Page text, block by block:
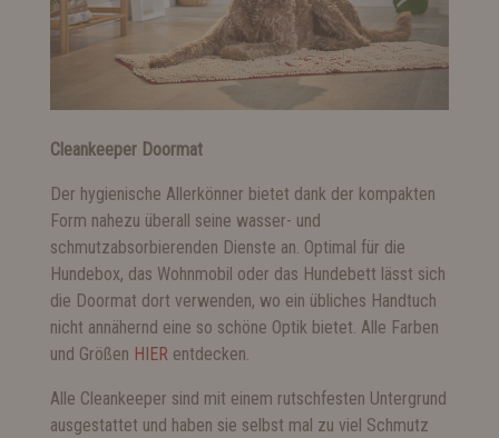
Cleankeeper Doormat
Der hygienische Allerkönner bietet dank der kompakten
Form nahezu überall seine wasser- und
schmutzabsorbierenden Dienste an. Optimal für die
Hundebox, das Wohnmobil oder das Hundebett lässt sich
die Doormat dort verwenden, wo ein übliches Handtuch
nicht annähernd eine so schöne Optik bietet. Alle Farben
und Größen HIER entdecken.
Alle Cleankeeper sind mit einem rutschfesten Untergrund
ausgestattet und haben sie selbst mal zu viel Schmutz